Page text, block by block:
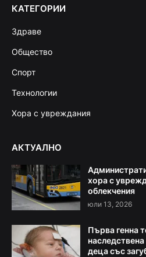
КАТЕГОРИИ
Здраве
Общество
Спорт
Технологии
Хора с увреждания
АКТУАЛНО
хора с
облекчения
юли 13, 2026
Първа генна
деца със